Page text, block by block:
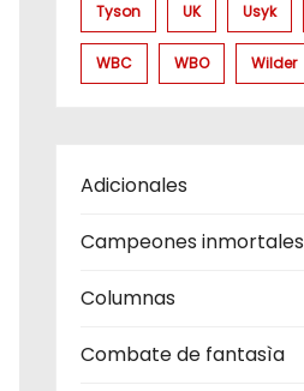
Tyson UK Usyk
WBC WBO Wilder
Adicionales
Campeones inmortales
Columnas
Combate de fantasìa